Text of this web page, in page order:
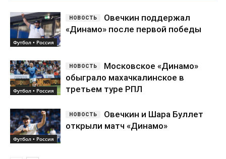
Футбол • Россия
Овечкин и Шара Буллет
открыли матч «Динамо»